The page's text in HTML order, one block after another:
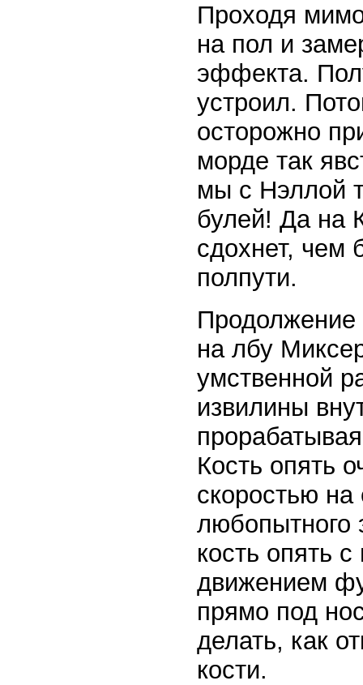
Проходя
на пол и
эффекта.
устроил.
осторожно
морде так
мы с Нэллой
булей! Да на
сдохнет, чем
полпути.
Продолжение
на лбу
умственной
извилины
Кость опять
скоростью на
любопытного
кость опять
движением
прямо под
делать, как
кости.